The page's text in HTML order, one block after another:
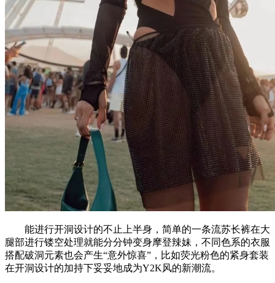
能进行开洞设计的不止上半身，简单的一条流苏长裤在大
腿部进行镂空处理就能分分钟变身摩登辣妹，不同色系的衣服
搭配破洞元素也会产生“意外惊喜”，比如荧光粉色的紧身套装
在开洞设计的加持下妥妥地成为Y2K风的新潮流。